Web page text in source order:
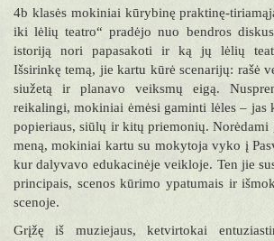
4b klasės mokiniai kūrybinę praktinę-
iki lėlių teatro“ pradėjo nuo bendros
istoriją nori papasakoti ir ką jų lėlių
Išsirinkę temą, jie kartu kūrė scenarijų: rašė
siužetą ir planavo veiksmų eigą.
reikalingi, mokiniai ėmėsi gaminti lėles – jas
popieriaus, siūlų ir kitų priemonių. Norėdami
meną, mokiniai kartu su mokytoja vyko į
kur dalyvavo edukacinėje veikloje. Ten jie
principais, scenos kūrimo ypatumais ir
scenoje.
Grįžę iš muziejaus, ketvirtokai